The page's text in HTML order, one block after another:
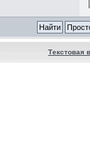
Текстовая